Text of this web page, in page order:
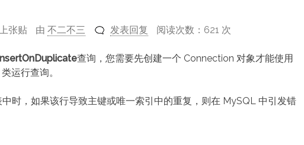
张贴 由不二不三 发表回复 阅读次数：621 次
查询，您需要先创建一个 Connection 对象才能使用
运行查询。
时，如果该行导致主键或唯一索引中的重复，则在 MySQL 中引发错